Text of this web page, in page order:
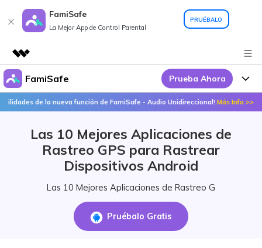
FamiSafe
La Mejor App de Control Parental
PRUÉBALO
Productos destacados
Creatividad digital con AIGC
Resumen
Soluciones
Quiénes somos
Sala de prensa
FamiSafe Prueba Ahora
Por Qué FamiSafe
FamiSafe - Tu Aliado en
Acciones Interactivas
Productos
FamiSafe Edu
Temas Relevantes
de la nueva función de FamiSafe - Audio Unidireccional!Más Info >>
Las 10 Mejores Aplicaciones de
Rastreo GPS para Rastrear
Dispositivos Android
Las 10 Mejores Aplicaciones de Rastreo G
Pruébalo Gratis